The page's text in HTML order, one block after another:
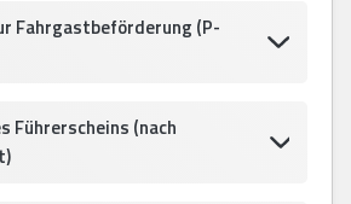
Fahrgastbeförderung (P-
Führerscheins (nach